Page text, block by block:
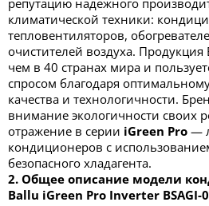
репутацию надёжного
климатической техники:
тепловентиляторов,
очистителей воздуха. Продукция
чем в 40 странах мира и
спросом благодаря
качества и технологичности.
внимание экологичности своих
отражение в серии iGreen Pro —
кондиционеров с
безопасного хладагента.
2. Общее описание модели
Ballu iGreen Pro Inverter BSAGI-